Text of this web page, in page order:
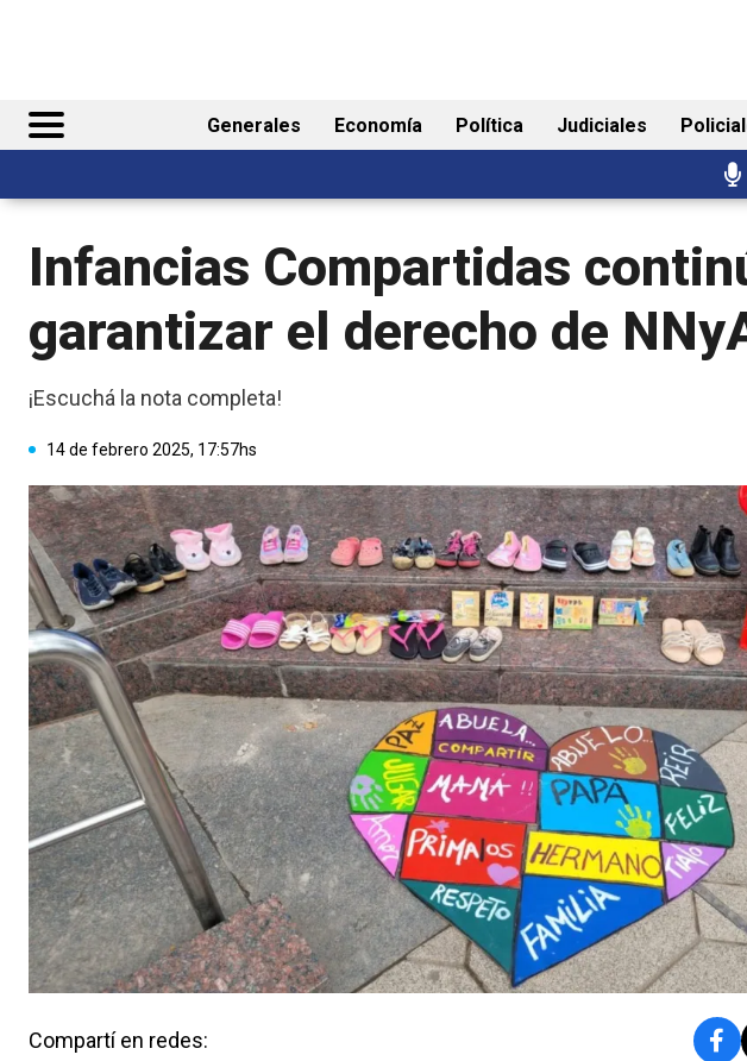
Generales Economía Política Judiciales
Infancias Compartidas
garantizar el derecho de
¡Escuchá la nota completa!
14 de febrero 2025, 17:57hs
Compartí en redes: